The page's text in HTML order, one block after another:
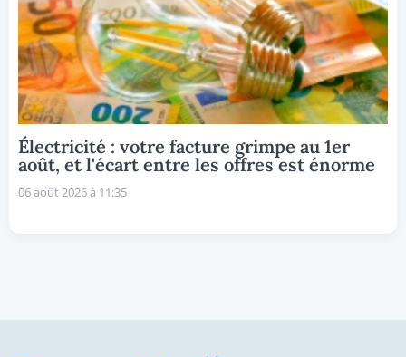
Électricité : votre facture grimpe au 1er
août, et l'écart entre les offres est énorme
06 août 2026 à 11:35